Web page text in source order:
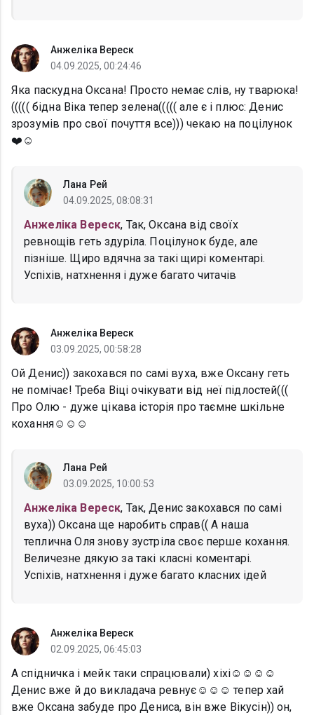
Анжеліка Вереск
04.09.2025, 00:24:46
Яка паскудна Оксана! Просто немає слів, ну тварюка!
((((( бідна Віка тепер зелена((((( але є і плюс: Денис
зрозумів про свої почуття все))) чекаю на поцілунок
❤️☺️
Лана Рей
04.09.2025, 08:08:31
Анжеліка Вереск, Так, Оксана від своїх
ревнощів геть здуріла. Поцілунок буде, але
пізніше. Щиро вдячна за такі щирі коментарі.
Успіхів, натхнення і дуже багато читачів
Анжеліка Вереск
03.09.2025, 00:58:28
Ой Денис)) закохався по самі вуха, вже Оксану геть
не помічає! Треба Віці очікувати від неї підлостей(((
Про Олю - дуже цікава історія про таємне шкільне
кохання☺️☺️☺️
Лана Рей
03.09.2025, 10:00:53
Анжеліка Вереск, Так, Денис закохався по самі
вуха)) Оксана ще наробить справ(( А наша
теплична Оля знову зустріла своє перше кохання.
Величезне дякую за такі класні коментарі.
Успіхів, натхнення і дуже багато класних ідей
Анжеліка Вереск
02.09.2025, 06:45:03
А спідничка і мейк таки спрацювали) хіхі☺️☺️☺️☺️
Денис вже й до викладача ревнує☺️☺️☺️ тепер хай
вже Оксана забуде про Дениса, він вже Вікусін)) он,